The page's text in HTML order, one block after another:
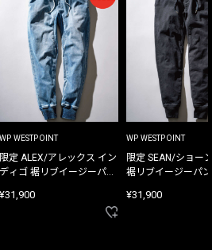
WP WESTPOINT
限定 ALEX/アレックス イン
ディゴ 裾リブイージーパン
¥31,900
WP WESTPOINT
限定 SEAN/ショー
裾リブイージーパ
¥31,900